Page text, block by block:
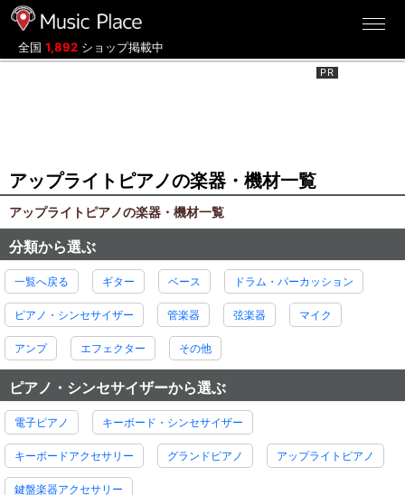
全国 1,892 ショップ掲載中
アップライトピアノの楽器・機材一覧
アップライトピアノの楽器・機材一覧
分類から選ぶ
一覧へ戻る ギター ベース ドラム・パーカッション
ピアノ・シンセサイザー 管楽器 弦楽器 マイク
アンプ エフェクター その他
ピアノ・シンセサイザーから選ぶ
電子ピアノ キーボード・シンセサイザー
キーボードアクセサリー グランドピアノ アップライトピアノ
鍵盤楽器アクセサリー